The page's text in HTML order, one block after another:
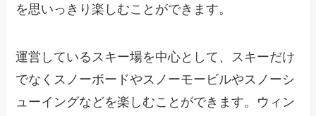
を思いっきり楽しむことができます。
運営しているスキー場を中心として、スキーだけ
でなくスノーボードやスノーモービルやスノーシ
ューイングなどを楽しむことができます。ウィン